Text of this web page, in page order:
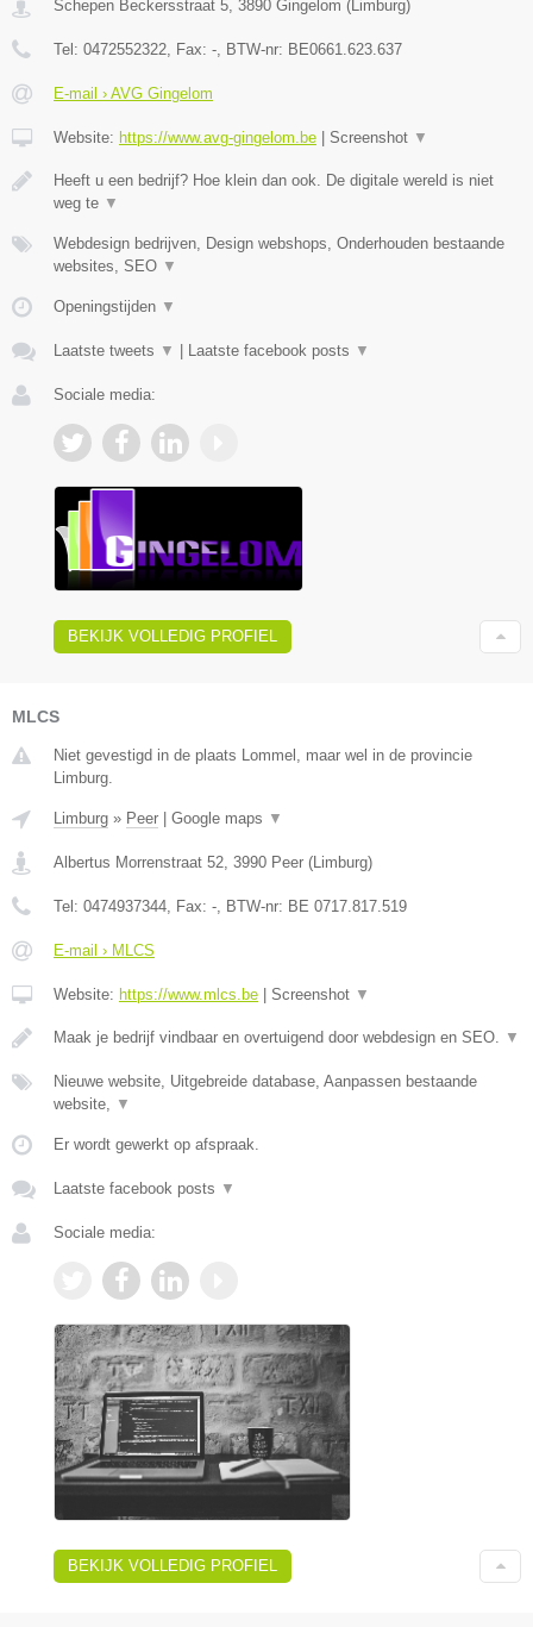
Schepen Beckersstraat 5, 3890 Gingelom (Limburg)
Tel: 0472552322, Fax: -, BTW-nr: BE0661.623.637
E-mail › AVG Gingelom
Website: https://www.avg-gingelom.be Screenshot ▼
Heeft u een bedrijf? Hoe klein dan ook. De digitale wereld is niet
weg te ▼
Webdesign bedrijven, Design webshops, Onderhouden bestaande
websites, SEO ▼
Openingstijden ▼
Laatste tweets ▼ Laatste facebook posts ▼
Sociale media:
BEKIJK VOLLEDIG PROFIEL
MLCS
Niet gevestigd in de plaats Lommel, maar wel in de provincie
Limburg.
Limburg » Peer | Google maps ▼
Albertus Morrenstraat 52 3990 Peer (Limburg)
Tel: 0474937344 , Fax: - , BTW-nr: BE 0717.817.519
E-mail › MLCS
Website: https://www.mlcs.be | Screenshot ▼
Maak je bedrijf vindbaar en overtuigend door webdesign en SEO. ▼
Nieuwe website, Uitgebreide database, Aanpassen bestaande
website,
▼
Er wordt gewerkt op afspraak.
Laatste facebook posts ▼
Sociale media:
BEKIJK VOLLEDIG PROFIEL